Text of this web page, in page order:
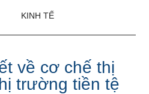
KINH TẾ
về cơ chế thị
trường tiền tệ